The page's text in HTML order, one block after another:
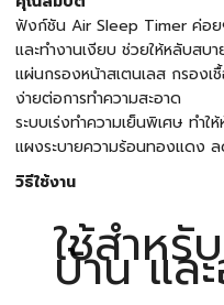
ฟังก์ชัน Air Sleep Timer ค่อย
และทำงานเงียบ ช่วยให้หลับส
แผ่นกรองหน้าสเตนเลส กรองเ
ง่ายต่อการทำความสะอาด
ระบบเร่งทำความเย็นพิเศษ ทำใ
แผงระบายความร้อนทองแดง
วิธีใช้งาน
ใช้สำหรั
บ้าน แล